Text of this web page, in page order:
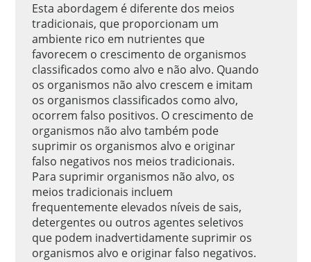
Esta abordagem é diferente dos meios
tradicionais, que proporcionam um
ambiente rico em nutrientes que
favorecem o crescimento de organismos
classificados como alvo e não alvo. Quando
os organismos não alvo crescem e imitam
os organismos classificados como alvo,
ocorrem falso positivos. O crescimento de
organismos não alvo também pode
suprimir os organismos alvo e originar
falso negativos nos meios tradicionais.
Para suprimir organismos não alvo, os
meios tradicionais incluem
frequentemente elevados níveis de sais,
detergentes ou outros agentes seletivos
que podem inadvertidamente suprimir os
organismos alvo e originar falso negativos.